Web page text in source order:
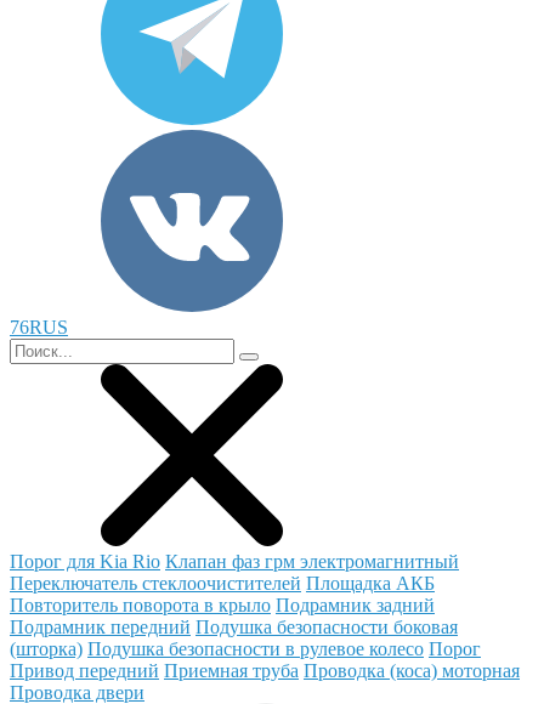
76RUS
Порог для Kia Rio Клапан фаз грм электромагнитный
Переключатель стеклоочистителей Площадка АКБ
Повторитель поворота в крыло Подрамник задний
Подрамник передний Подушка безопасности боковая
(шторка) Подушка безопасности в рулевое колесо Порог
Привод передний Приемная труба Проводка (коса) моторная
Проводка двери